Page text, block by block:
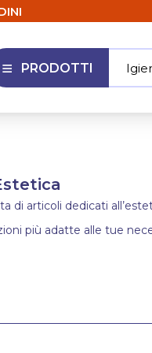
APRI MENU
PRODOTTI
di articoli dedicati
più adatte alle tue